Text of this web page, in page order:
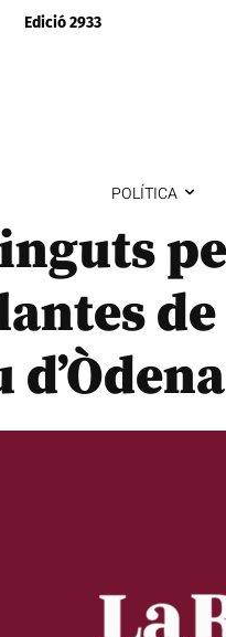
Edició 2933
POLÍTICA